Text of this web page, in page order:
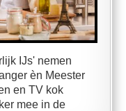
IJs' nemen
èn Meester
en TV kok
mee in de